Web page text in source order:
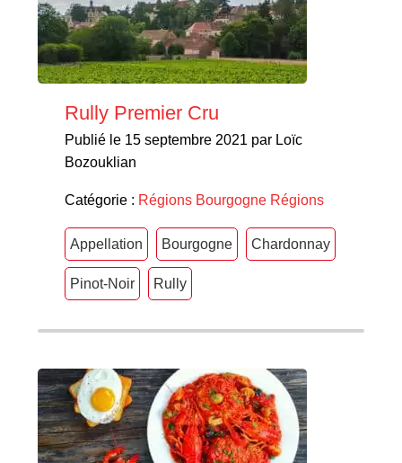
Rully Premier Cru
Publié le 15 septembre 2021 par Loïc
Bozouklian
Catégorie : Régions Bourgogne Régions
Appellation Bourgogne Chardonnay
Pinot-Noir Rully